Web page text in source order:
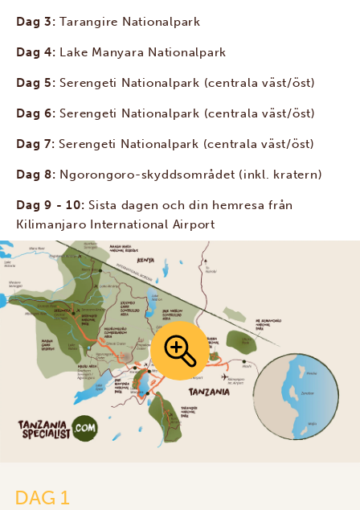
Dag 3:Tarangire Nationalpark
Dag 4: Lake Manyara Nationalpark
Dag 5: Serengeti Nationalpark (centrala väst/öst)
Dag 6: Serengeti Nationalpark (centrala väst/öst)
Dag 7: Serengeti Nationalpark (centrala väst/öst)
Dag 8: Ngorongoro-skyddsområdet (inkl. kratern)
Dag 9 - 10: Sista dagen och din hemresa från
Kilimanjaro International Airport
DAG 1